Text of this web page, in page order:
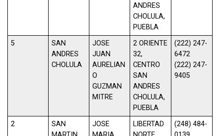
ANDRES
CHOLULA,
PUEBLA
5
SAN
ANDRES
CHOLULA
JOSE
JUAN
AURELIAN
O
GUZMAN
MITRE
2 ORIENTE
32,
CENTRO
SAN
ANDRES
CHOLULA,
PUEBLA
(222) 247-
6472
(222) 247-
9405
2
SAN
JOSE
LIBERTAD
(248) 484-